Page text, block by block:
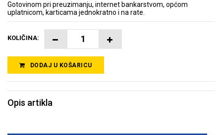
Gotovinom pri preuzimanju, internet bankarstvom, općom
uplatnicom, karticama jednokratno i na rate.
KOLIČINA:
DODAJ U KOŠARICU
Opis artikla